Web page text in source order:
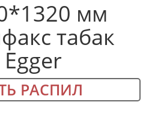
мм
табак
Egger
РАСПИЛ